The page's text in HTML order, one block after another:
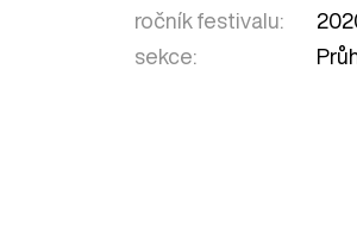
ročník festivalu:
sekce: